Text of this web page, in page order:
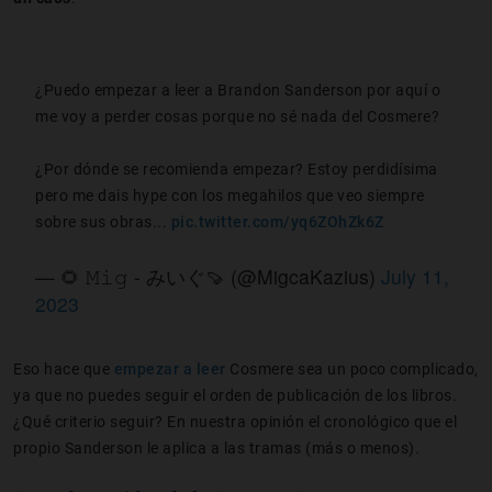
¿Puedo empezar a leer a Brandon Sanderson por aquí o
me voy a perder cosas porque no sé nada del Cosmere?
¿Por dónde se recomienda empezar? Estoy perdidísima
pero me dais hype con los megahilos que veo siempre
sobre sus obras... pic.twitter.com/yq6ZOhZk6Z
— 🌻 𝙼𝚒𝚐 - みいぐ🍠 (@MigcaKazius) July 11,
2023
Eso hace que empezar a leer Cosmere sea un poco complicado,
ya que no puedes seguir el orden de publicación de los libros.
¿Qué criterio seguir? En nuestra opinión el cronológico que el
propio Sanderson le aplica a las tramas (más o menos).